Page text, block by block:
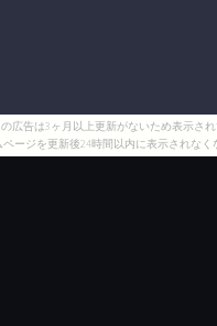
の広告は3ヶ月以上更新がないため表示され
ージを更新後24時間以内に表示されなく